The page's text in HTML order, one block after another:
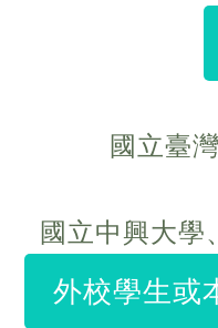
國立臺
國立中興大學、
外校學生或